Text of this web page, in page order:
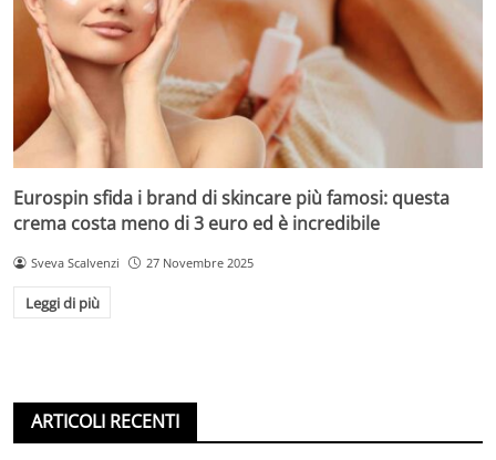
Eurospin sfida i brand di skincare più famosi: questa
crema costa meno di 3 euro ed è incredibile
Sveva Scalvenzi 27 Novembre 2025
Leggi di più
ARTICOLI RECENTI